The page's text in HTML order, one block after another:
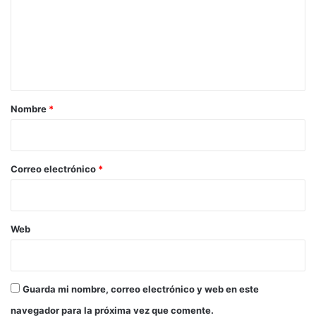
r
*
Nombre *
Correo electrónico *
Web
Guarda mi nombre, correo electrónico y web en este
navegador para la próxima vez que comente.